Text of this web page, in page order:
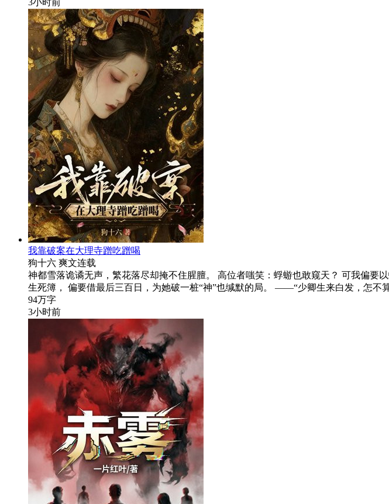
3小时前
我靠破案在大理寺蹭吃蹭喝
狗十六 爽文连载
神都雪落诡谲无声，繁花落尽却掩不住腥膻。 高位者嗤笑：蜉蝣也敢窥天？ 可我偏
生死簿， 偏要借最后三百日，为她破一桩“神”也缄默的局。 ——“少卿生来白发，怎
94万字
3小时前